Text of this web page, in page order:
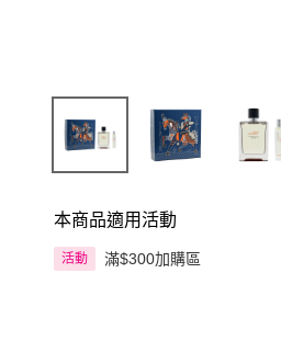
本商品適用活動
活動 滿$300加購區